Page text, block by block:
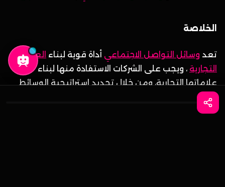
الخلاصة
تعد وسائل التواصل الاجتماعي أداة قوية لبناء العلامة
التجارية ، ويجب على الشركات الاستفادة منها لبناء
علاماتها التجارية، ومن خلال تحديد استراتيجية الوسائط
الاجتماعية الخاصة بك ، واختيار المنصات المناسبة ،
وإنشاء